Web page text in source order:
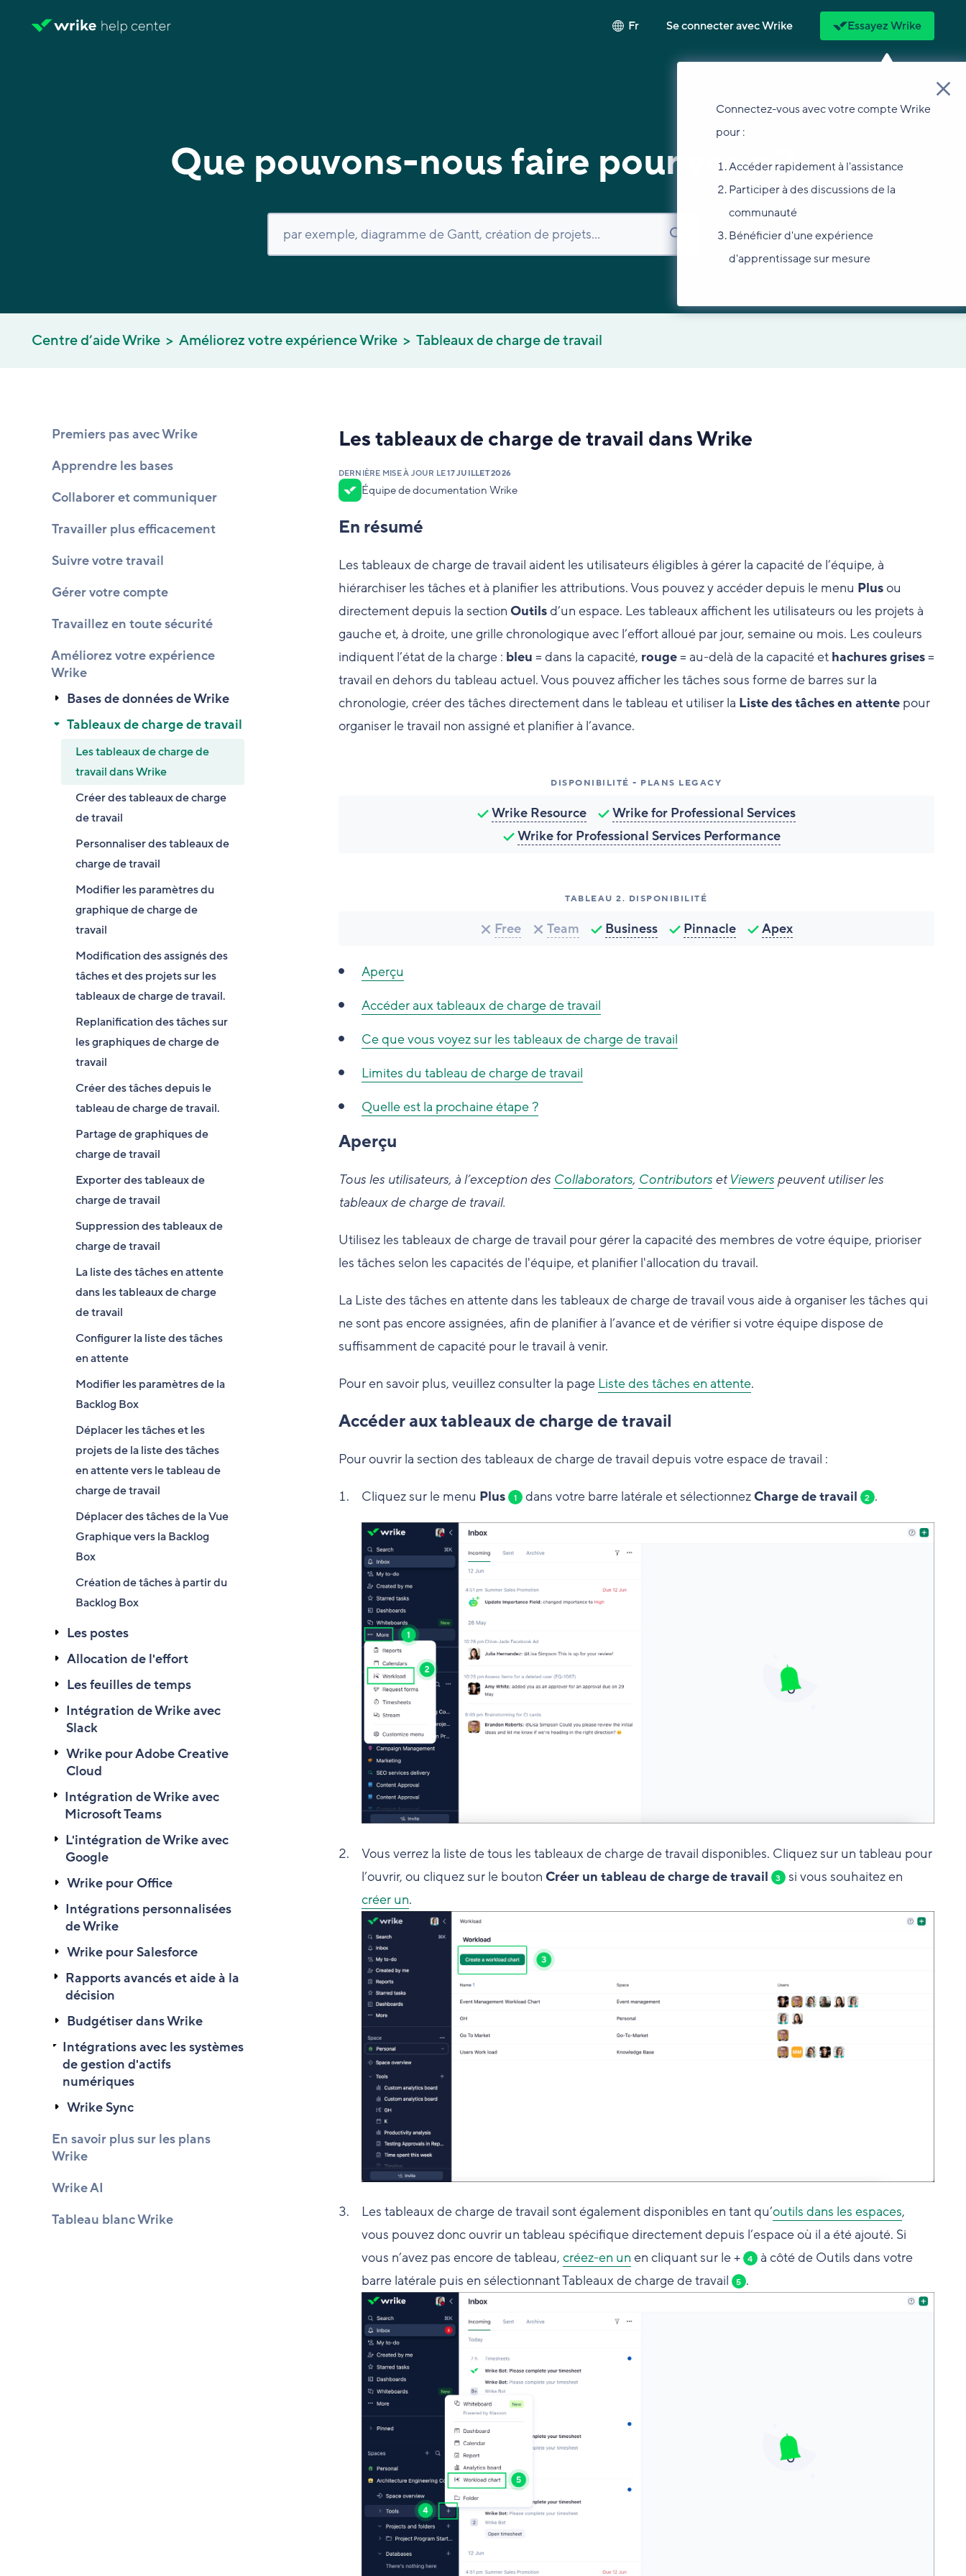
Fr Se connecter avec Wrike Essayez Wrike
Connectez-vous avec votre compte Wrike
pour :
Accéder rapidement à l'assistance
Participer à des discussions de la
communauté
Bénéficier d'une expérience
d'apprentissage sur mesure
Que pouvons-nous faire pour vous ?
Centre d’aide Wrike Améliorez votre expérience Wrike Tableaux de charge de travail
Premiers pas avec Wrike
Apprendre les bases
Collaborer et communiquer
Travailler plus efficacement
Suivre votre travail
Gérer votre compte
Travaillez en toute sécurité
Améliorez votre expérience
Wrike
Bases de données de Wrike
Tableaux de charge de travail
Les tableaux de charge de
travail dans Wrike
Créer des tableaux de charge
de travail
Personnaliser des tableaux de
charge de travail
Modifier les paramètres du
graphique de charge de
travail
Modification des assignés des
tâches et des projets sur les
tableaux de charge de travail.
Replanification des tâches sur
les graphiques de charge de
travail
Créer des tâches depuis le
tableau de charge de travail.
Partage de graphiques de
charge de travail
Exporter des tableaux de
charge de travail
Suppression des tableaux de
charge de travail
La liste des tâches en attente
dans les tableaux de charge
de travail
Configurer la liste des tâches
en attente
Modifier les paramètres de la
Backlog Box
Déplacer les tâches et les
projets de la liste des tâches
en attente vers le tableau de
charge de travail
Déplacer des tâches de la Vue
Graphique vers la Backlog
Box
Création de tâches à partir du
Backlog Box
Les postes
Allocation de l'effort
Les feuilles de temps
Intégration de Wrike avec
Slack
Wrike pour Adobe Creative
Cloud
Intégration de Wrike avec
Microsoft Teams
L'intégration de Wrike avec
Google
Wrike pour Office
Intégrations personnalisées
de Wrike
Wrike pour Salesforce
Rapports avancés et aide à la
décision
Budgétiser dans Wrike
Intégrations avec les systèmes
de gestion d'actifs
numériques
Wrike Sync
En savoir plus sur les plans
Wrike
Wrike AI
Tableau blanc Wrike
Les tableaux de charge de travail dans Wrike
DERNIÈRE MISE À JOUR LE17 JUILLET 2026
Équipe de documentation Wrike
En résumé
Les tableaux de charge de travail aident les utilisateurs éligibles à gérer la capacité de l’équipe, à
hiérarchiser les tâches et à planifier les attributions. Vous pouvez y accéder depuis le menu Plusou
directement depuis la section Outilsd’un espace. Les tableaux affichent les utilisateurs ou les projets à
gauche et, à droite, une grille chronologique avec l’effort alloué par jour, semaine ou mois. Les couleurs
indiquent l’état de la charge : bleu = dans la capacité, rouge= au-delà de la capacité et hachures grises=
travail en dehors du tableau actuel. Vous pouvez afficher les tâches sous forme de barres sur la
chronologie, créer des tâches directement dans le tableau et utiliser la Liste des tâches en attentepour
organiser le travail non assigné et planifier à l’avance.
DISPONIBILITÉ - PLANS LEGACY
Wrike Resource
Wrike for Professional Services
Wrike for Professional Services Performance
TABLEAU 2. DISPONIBILITÉ
Free Team Business Pinnacle Apex
Aperçu
Accéder aux tableaux de charge de travail
Ce que vous voyez sur les tableaux de charge de travail
Limites du tableau de charge de travail
Quelle est la prochaine étape ?
Aperçu
Tous les utilisateurs, à l’exception des Collaborators, Contributorset Viewerspeuvent utiliser les
tableaux de charge de travail.
Utilisez les tableaux de charge de travail pour gérer la capacité des membres de votre équipe, prioriser
les tâches selon les capacités de l'équipe, et planifier l'allocation du travail.
La Liste des tâches en attente dans les tableaux de charge de travail vous aide à organiser les tâches qui
ne sont pas encore assignées, afin de planifier à l’avance et de vérifier si votre équipe dispose de
suffisamment de capacité pour le travail à venir.
Pour en savoir plus, veuillez consulter la page Liste des tâches en attente.
Accéder aux tableaux de charge de travail
Pour ouvrir la section des tableaux de charge de travail depuis votre espace de travail :
Cliquez sur le menu Plus 1 dans votre barre latérale et sélectionnezCharge de travail 2 .
Vous verrez la liste de tous les tableaux de charge de travail disponibles. Cliquez sur un tableau pour
l’ouvrir, ou cliquez sur le bouton Créer un tableau de charge de travail 3 si vous souhaitez en
créer un.
Les tableaux de charge de travail sont également disponibles en tant qu’outils dans les espaces,
vous pouvez donc ouvrir un tableau spécifique directement depuis l’espace où il a été ajouté. Si
vous n’avez pas encore de tableau, créez-en un en cliquant sur le + 4 à côté de Outils dans votre
barre latérale puis en sélectionnant Tableaux de charge de travail
5 .